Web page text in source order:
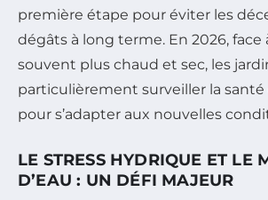
première étape pour éviter les
dégâts à long terme. En 2026, face
souvent plus chaud et sec, les
particulièrement surveiller la santé
pour s’adapter aux nouvelles
LE STRESS HYDRIQUE ET LE
D’EAU : UN DÉFI MAJEUR